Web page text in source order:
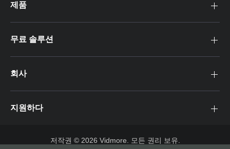
제품
무료 솔루션
회사
지원하다
저작권 © 2026 Vidmore. 모든 권리 보유.